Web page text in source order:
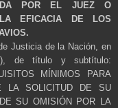
POR EL JUEZ O
EFICACIA DE LOS
Justicia de la Nación, en
de título y subtítulo:
MÍNIMOS PARA
LA SOLICITUD DE SU
SU OMISIÓN POR LA